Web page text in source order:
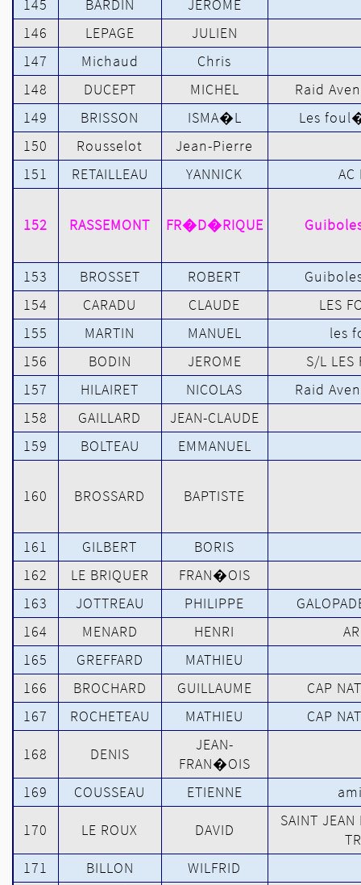
145 BARDIN
JEROME
146
LEPAGE
JULIEN
147
Michaud
Chris
148
DUCEPT MICHEL
Raid
149
BRISSON ISMA�L
Les
150
Rousselot
Jean-Pierre
151
RETAILLEAU YANNICK AC
152 RASSEMONT FR�D�RIQUE
153 BROSSET ROBERT
154
CARADU CLAUDE
LES
155
MARTIN MANUEL
les
156
BODIN JEROME
S/L LES
157
HILAIRET NICOLAS
Raid
158
GAILLARD
JEAN-CLAUDE
159
BOLTEAU EMMANUEL
160 BROSSARD BAPTISTE
161 GILBERT
BORIS
162
LE BRIQUER
FRAN�OIS
163
JOTTREAU PHILIPPE
164
MENARD HENRI
165
GREFFARD
MATHIEU
166
BROCHARD GUILLAUME
CAP
167
ROCHETEAU MATHIEU CAP
168 DENIS
JEAN-
FRAN�OIS
169
COUSSEAU ETIENNE
170 LE ROUX DAVID
SAINT JEAN
171
BILLON
WILFRID